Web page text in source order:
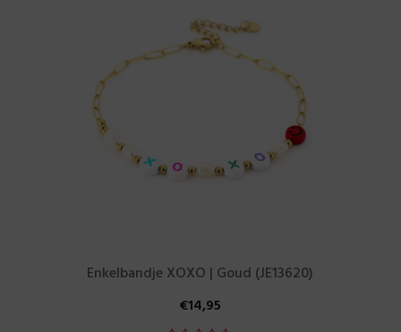
Enkelbandje XOXO | Goud (JE13620)
€14,95